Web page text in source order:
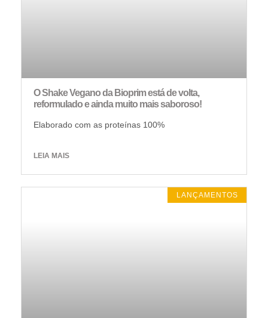
O Shake Vegano da Bioprim está de volta,
reformulado e ainda muito mais saboroso!
Elaborado com as proteínas 100%
LEIA MAIS
LANÇAMENTOS